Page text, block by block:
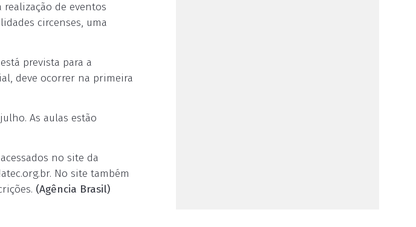
de eventos
circenses, uma
prevista para a
deve ocorrer na primeira
As aulas estão
no site da
No site também
(Agência Brasil)